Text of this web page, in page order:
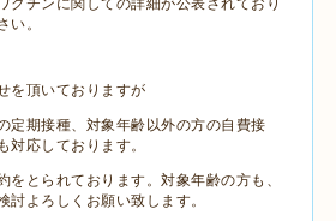
クチンに関しての詳細が公表されており
い。
を頂いておりますが
定期接種、対象年齢以外の方の自費接
応しております。
をとられております。対象年齢の方も、
討よろしくお願い致します。